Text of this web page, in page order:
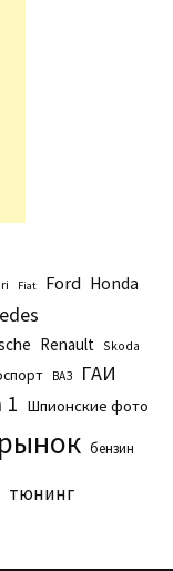
Fiat Ford Honda
Renault Skoda
ВАЗ ГАИ
1 Шпионские фото
бензин
тюнинг